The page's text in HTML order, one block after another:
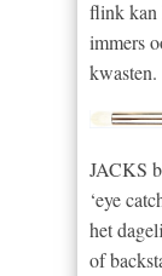
flink kan
immers
kwasten.
JACKS
‘eye
het
of